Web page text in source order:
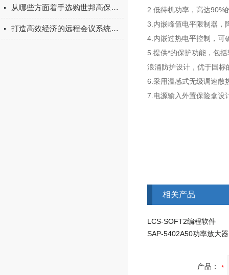
从哪些方面着手选购世邦高保真拾音器？
打造高效经济的远程会议系统：经济灵活、设备简单、维护便捷的三重优势解析
2.低待机功率，高达90%
3.内嵌峰值电平限制器，
4.内嵌过热电平控制，可
5.提供*的保护功能，包
浪涌防护设计，优于国标
6.采用温感式无级调速散
7.电源输入外置保险盒设
相关产品
LCS-SOFT2编程软件
SAP-5402A50功率放大器
产品：